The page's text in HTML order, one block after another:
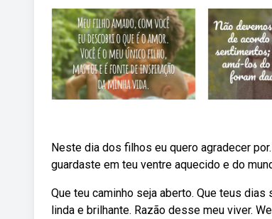
Neste dia dos filhos eu quero agradecer
guardaste em teu ventre aquecido e do
Que teu caminho seja aberto. Que teus
linda e brilhante. Razão desse meu viver.